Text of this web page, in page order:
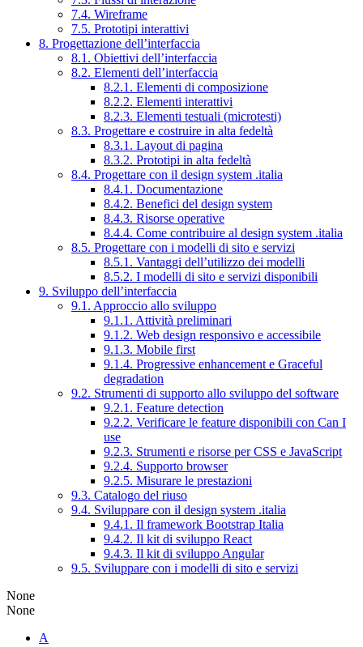
7.4. Wireframe
7.5. Prototipi interattivi
8. Progettazione dell’interfaccia
8.1. Obiettivi dell’interfaccia
8.2. Elementi dell’interfaccia
8.2.1. Elementi di composizione
8.2.2. Elementi interattivi
8.2.3. Elementi testuali (microtesti)
8.3. Progettare e costruire in alta fedeltà
8.3.1. Layout di pagina
8.3.2. Prototipi in alta fedeltà
8.4. Progettare con il design system .italia
8.4.1. Documentazione
8.4.2. Benefici del design system
8.4.3. Risorse operative
8.4.4. Come contribuire al design system .italia
8.5. Progettare con i modelli di sito e servizi
8.5.1. Vantaggi dell’utilizzo dei modelli
8.5.2. I modelli di sito e servizi disponibili
9. Sviluppo dell’interfaccia
9.1. Approccio allo sviluppo
9.1.1. Attività preliminari
9.1.2. Web design responsivo e accessibile
9.1.3. Mobile first
9.1.4. Progressive enhancement e Graceful
degradation
9.2. Strumenti di supporto allo sviluppo del software
9.2.1. Feature detection
9.2.2. Verificare le feature disponibili con Can I
use
9.2.3. Strumenti e risorse per CSS e JavaScript
9.2.4. Supporto browser
9.2.5. Misurare le prestazioni
9.3. Catalogo del riuso
9.4. Sviluppare con il design system .italia
9.4.1. Il framework Bootstrap Italia
9.4.2. Il kit di sviluppo React
9.4.3. Il kit di sviluppo Angular
9.5. Sviluppare con i modelli di sito e servizi
None
None
A